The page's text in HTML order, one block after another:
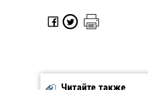
Читайте также